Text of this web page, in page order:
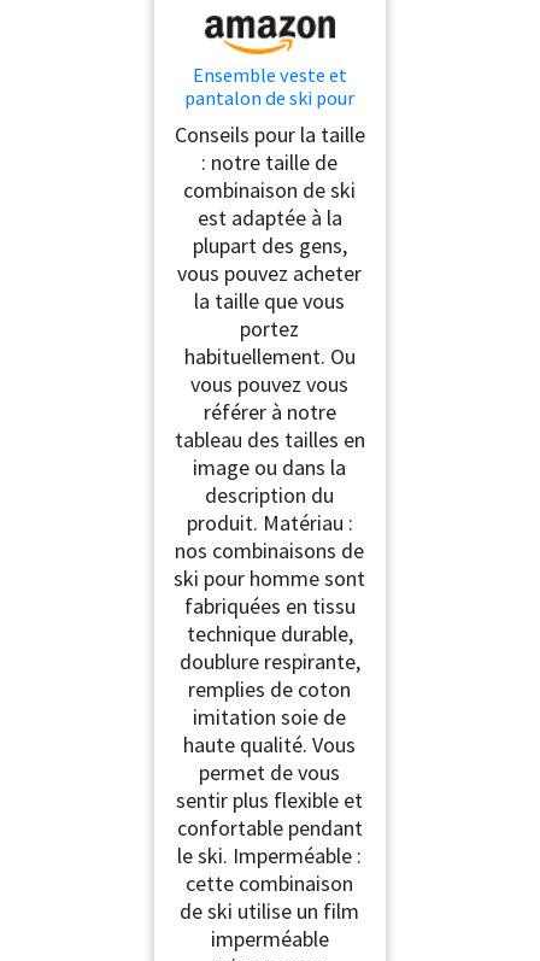
Ensemble veste et
pantalon de ski pour
homme -
Imperméable - Pour
l'extérieur, l'hiver, la
montagne, la planche
à neige - Coupe-vent -
Changjia, Noir 3 + noir,
L
Conseils pour la taille
: notre taille de
combinaison de ski
est adaptée à la
plupart des gens,
vous pouvez acheter
la taille que vous
portez
habituellement. Ou
vous pouvez vous
référer à notre
tableau des tailles en
image ou dans la
description du
produit. Matériau :
nos combinaisons de
ski pour homme sont
fabriquées en tissu
technique durable,
doublure respirante,
remplies de coton
imitation soie de
haute qualité. Vous
permet de vous
sentir plus flexible et
confortable pendant
le ski. Imperméable :
cette combinaison
de ski utilise un film
imperméable